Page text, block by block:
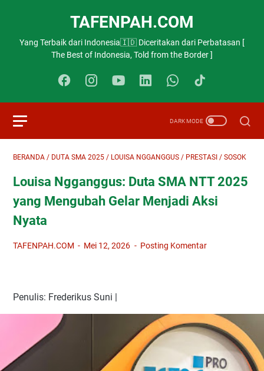
TAFENPAH.COM
Yang Terbaik dari Indonesia🇮🇩 Diceritakan dari Perbatasan [
The Best of Indonesia, Told from the Border ]
BERANDA / DUTA SMA 2025 / LOUISA NGGANGGUS / PRESTASI / SOSOK
Louisa Ngganggus: Duta SMA NTT 2025
yang Mengubah Gelar Menjadi Aksi
Nyata
TAFENPAH.COM Mei 12, 2026 Posting Komentar
Penulis: Frederikus Suni |